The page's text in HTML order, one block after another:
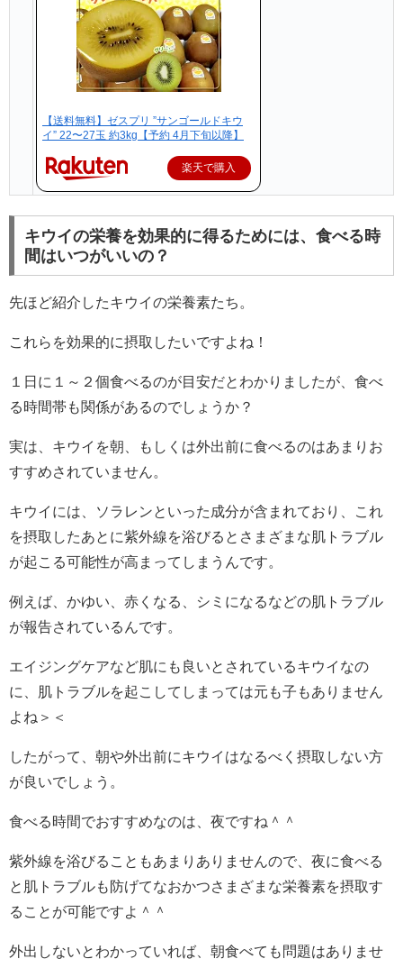
【送料無料】ゼスプリ ”サンゴールドキウ
イ” 22〜27玉 約3kg【予約 4月下旬以降】
楽天で購入
キウイの栄養を効果的に得るためには、食べる時
間はいつがいいの？
先ほど紹介したキウイの栄養素たち。
これらを効果的に摂取したいですよね！
１日に１～２個食べるのが目安だとわかりましたが、食べ
る時間帯も関係があるのでしょうか？
実は、キウイを朝、もしくは外出前に食べるのはあまりお
すすめされていません。
キウイには、ソラレンといった成分が含まれており、これ
を摂取したあとに紫外線を浴びるとさまざまな肌トラブル
が起こる可能性が高まってしまうんです。
例えば、かゆい、赤くなる、シミになるなどの肌トラブル
が報告されているんです。
エイジングケアなど肌にも良いとされているキウイなの
に、肌トラブルを起こしてしまっては元も子もありません
よね＞＜
したがって、朝や外出前にキウイはなるべく摂取しない方
が良いでしょう。
食べる時間でおすすめなのは、夜ですね＾＾
紫外線を浴びることもあまりありませんので、夜に食べる
と肌トラブルも防げてなおかつさまざまな栄養素を摂取す
ることが可能ですよ＾＾
外出しないとわかっていれば、朝食べても問題はありませ